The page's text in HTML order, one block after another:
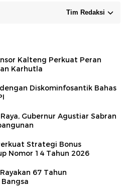
Tim Redaksi
Kalteng Perkuat Peran
Karhutla
Diskominfosantik Bahas
Gubernur Agustiar Sabran
Strategi Bonus
Nomor 14 Tahun 2026
67 Tahun